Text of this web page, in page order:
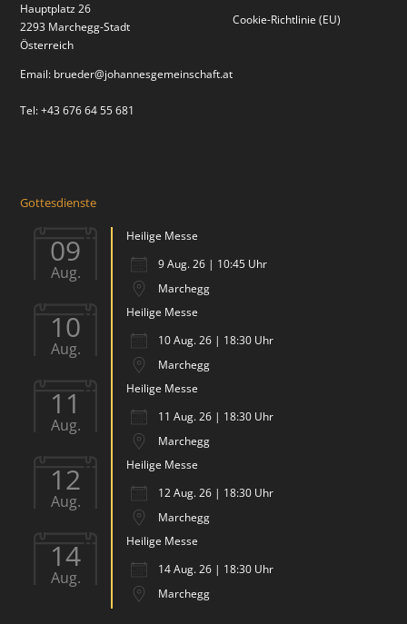
Hauptplatz 26
2293 Marchegg-Stadt
Österreich
Email: brueder@johannesgemeinschaft.at
Tel: +43 676 64 55 681
Cookie-Richtlinie (EU)
Gottesdienste
09
Aug.
Heilige Messe
9 Aug. 26 | 10:45 Uhr
Marchegg
10
Aug.
Heilige Messe
10 Aug. 26 | 18:30 Uhr
Marchegg
11
Aug.
Heilige Messe
11 Aug. 26 | 18:30 Uhr
Marchegg
12
Aug.
Heilige Messe
12 Aug. 26 | 18:30 Uhr
Marchegg
14
Aug.
Heilige Messe
14 Aug. 26 | 18:30 Uhr
Marchegg